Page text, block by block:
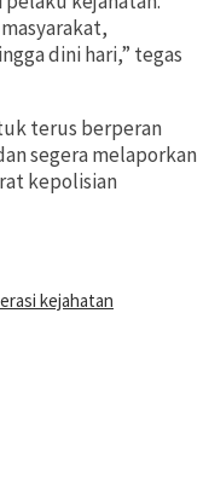
dini hari,” tegas
terus berperan
segera melaporkan
kepolisian
kejahatan